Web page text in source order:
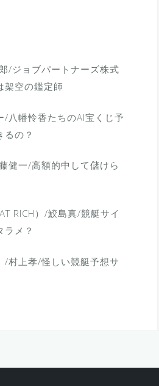
/ジョブパートナーズ株式
架空の鑑定師
/八幡怜香たちのAI宝くじ予
るの？
健一/高額的中して儲けら
RICH）/鮫島真/競艇サイ
ラメ？
/村上孝/怪しい競艇予想サ